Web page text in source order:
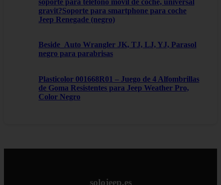
soporte para teléfono móvil de coche, universal
gravit?Soporte para smartphone para coche
Jeep Renegade (negro)
Beside_Auto Wrangler JK, TJ, LJ, YJ, Parasol
negro para parabrisas
Plasticolor 001668R01 – Juego de 4 Alfombrillas
de Goma Resistentes para Jeep Weather Pro,
Color Negro
solojeep.es